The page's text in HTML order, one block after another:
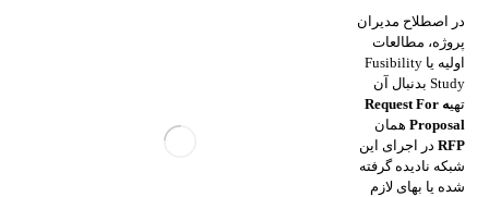
در اصطلاح مدیران
پروژه، مطالعات
اولیه یا Fusibility
Study بدنبال آن
تهی
ه Request For
Proposal
همان
RFP در اجرای این
شبکه نادیده گرفته
شده یا بهای لازم